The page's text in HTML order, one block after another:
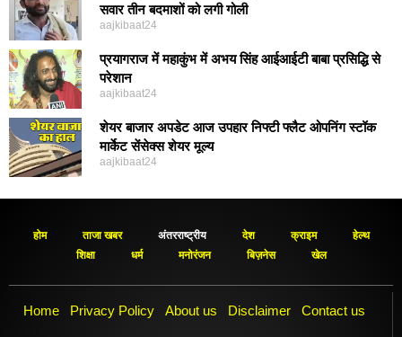
सवार तीन बदमाशों को लगी गोली
aajkibaat24
प्रयागराज में महाकुंभ में अभय सिंह आईआईटी बाबा प्रसिद्धि से
परेशान
aajkibaat24
शेयर बाजार अपडेट आज उपहार निफ्टी फ्लैट ओपनिंग स्टॉक
मार्केट सेंसेक्स शेयर मूल्य
aajkibaat24
होम ताजा खबर अंतरराष्ट्रीय देश क्राइम
हेल्थ
शिक्षा
धर्म मनोरंजन बिज़नेस खेल
Home Privacy Policy About us Disclaimer Contact us